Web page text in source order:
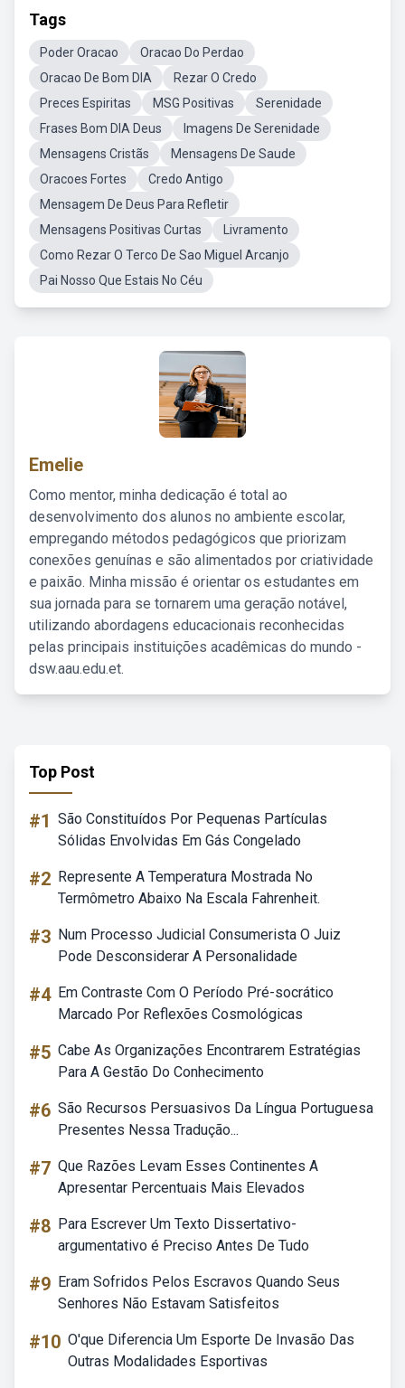
Tags
Poder Oracao
Oracao Do Perdao
Oracao De Bom DIA
Rezar O Credo
Preces Espiritas
MSG Positivas
Serenidade
Frases Bom DIA Deus
Imagens De Serenidade
Mensagens Cristãs
Mensagens De Saude
Oracoes Fortes
Credo Antigo
Mensagem De Deus Para Refletir
Mensagens Positivas Curtas
Livramento
Como Rezar O Terco De Sao Miguel Arcanjo
Pai Nosso Que Estais No Céu
Emelie
Como mentor, minha dedicação é total ao
desenvolvimento dos alunos no ambiente escolar,
empregando métodos pedagógicos que priorizam
conexões genuínas e são alimentados por criatividade
e paixão. Minha missão é orientar os estudantes em
sua jornada para se tornarem uma geração notável,
utilizando abordagens educacionais reconhecidas
pelas principais instituições acadêmicas do mundo -
dsw.aau.edu.et.
Top Post
#1 São Constituídos Por Pequenas Partículas
Sólidas Envolvidas Em Gás Congelado
#2 Represente A Temperatura Mostrada No
Termômetro Abaixo Na Escala Fahrenheit.
#3 Num Processo Judicial Consumerista O Juiz
Pode Desconsiderar A Personalidade
#4 Em Contraste Com O Período Pré-socrático
Marcado Por Reflexões Cosmológicas
#5 Cabe As Organizações Encontrarem Estratégias
Para A Gestão Do Conhecimento
#6 São Recursos Persuasivos Da Língua Portuguesa
Presentes Nessa Tradução...
#7 Que Razões Levam Esses Continentes A
Apresentar Percentuais Mais Elevados
#8 Para Escrever Um Texto Dissertativo-
argumentativo é Preciso Antes De Tudo
#9 Eram Sofridos Pelos Escravos Quando Seus
Senhores Não Estavam Satisfeitos
#10 O'que Diferencia Um Esporte De Invasão Das
Outras Modalidades Esportivas